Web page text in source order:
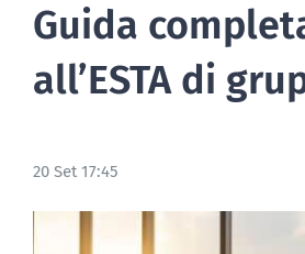
VERIFICA STATO ESTA
Guida
all’ESTA di
20 Set 17:45